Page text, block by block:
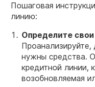
Пошаговая
линию:
Определите
Проанализируйте,
нужны средства.
кредитной линии,
возобновляемая